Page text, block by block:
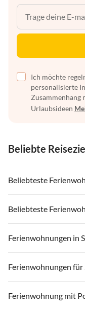
Ich möchte
personalisierte
Zusammenhang
Urlaubsideen
Beliebte
Beliebteste
Ferienwohnungen in
Ferienwohnungen in
Ferienwohnungen in
Ferienwohnungen in
Ferienwohnungen in
Beliebteste
Ferienwohnungen in
Ferienwohnungen in
Ferienwohnungen in
Ferienwohnungen in
Ferienwohnungen in
Ferienwohnungen in
Ferienwohnungen in
Ferienwohnungen für
Ferienwohnungen für
Ferienwohnung mit